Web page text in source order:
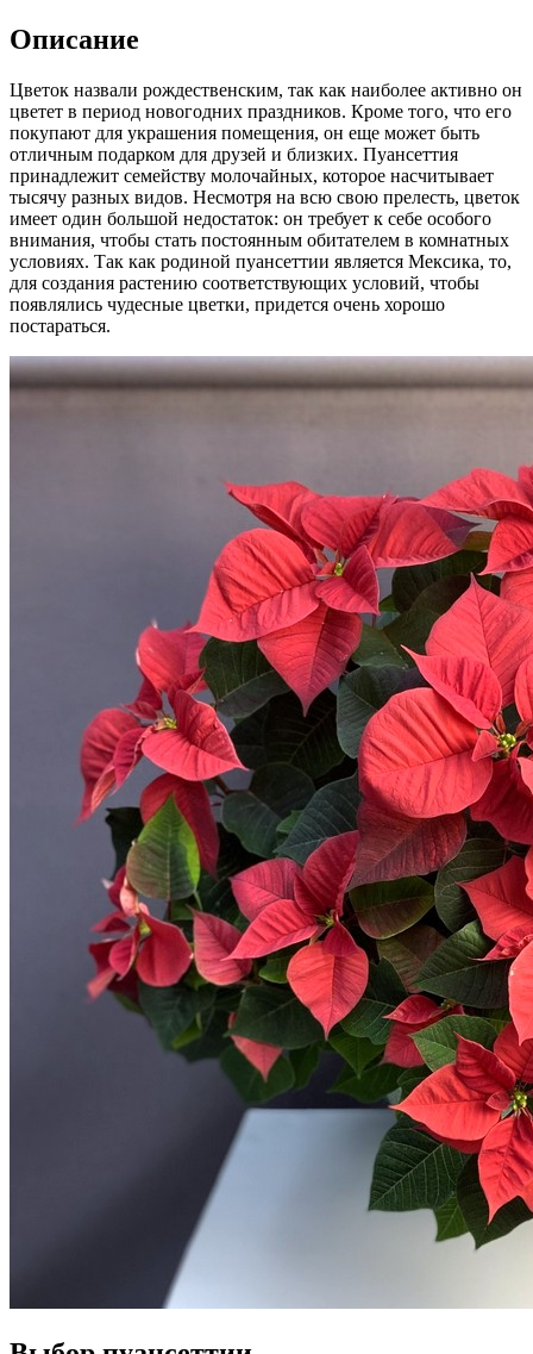
Описание
Цветок назвали рождественским, так как наиболее активно он
цветет в период новогодних праздников. Кроме того, что его
покупают для украшения помещения, он еще может быть
отличным подарком для друзей и близких. Пуансеттия
принадлежит семейству молочайных, которое насчитывает
тысячу разных видов. Несмотря на всю свою прелесть, цветок
имеет один большой недостаток: он требует к себе особого
внимания, чтобы стать постоянным обитателем в комнатных
условиях. Так как родиной пуансеттии является Мексика, то,
для создания растению соответствующих условий, чтобы
появлялись чудесные цветки, придется очень хорошо
постараться.